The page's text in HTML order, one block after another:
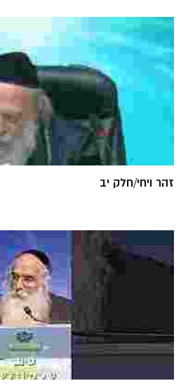
זהר ויחי/חלק יב